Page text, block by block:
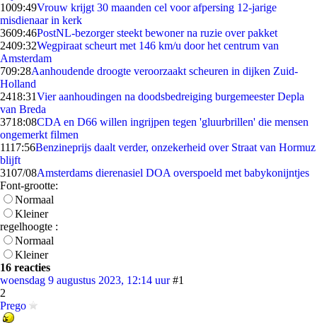
1009:49Vrouw krijgt 30 maanden cel voor afpersing 12-jarige
misdienaar in kerk
3609:46PostNL-bezorger steekt bewoner na ruzie over pakket
2409:32Wegpiraat scheurt met 146 km/u door het centrum van
Amsterdam
709:28Aanhoudende droogte veroorzaakt scheuren in dijken Zuid-
Holland
2418:31Vier aanhoudingen na doodsbedreiging burgemeester Depla
van Breda
3718:08CDA en D66 willen ingrijpen tegen 'gluurbrillen' die mensen
ongemerkt filmen
1117:56Benzineprijs daalt verder, onzekerheid over Straat van Hormuz
blijft
3107/08Amsterdams dierenasiel DOA overspoeld met babykonijntjes
Font-grootte:
Normaal
Kleiner
regelhoogte :
Normaal
Kleiner
16 reacties
woensdag 9 augustus 2023, 12:14 uur #1
2
Prego